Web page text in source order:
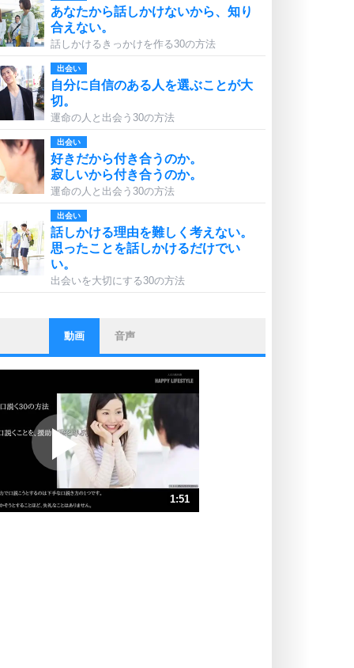
あなたから話しかけないから、知り
合えない。
話しかけるきっかけを作る30の方法
出会い
自分に自信のある人を選ぶことが大
切。
運命の人と出会う30の方法
出会い
好きだから付き合うのか。
寂しいから付き合うのか。
運命の人と出会う30の方法
出会い
話しかける理由を難しく考えない。
思ったことを話しかけるだけでい
い。
出会いを大切にする30の方法
ストレス対策
他人と比べない。
いっそのこと、他人を見ない。
プラス思考
ポジティブになれない原因は、行動
しないから。
ポジティブ思考になる30の方法
ストレス対策
人生、なんとかなるもの。
動画 音声
1:51